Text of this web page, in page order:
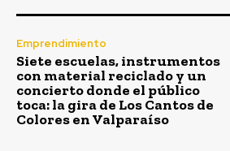
Emprendimiento
Siete escuelas, instrumentos
con material reciclado y un
concierto donde el público
toca: la gira de Los Cantos de
Colores en Valparaíso